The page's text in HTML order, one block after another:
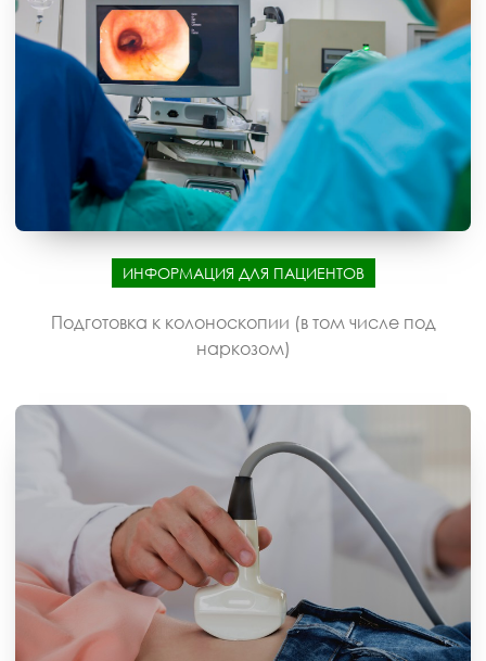
ИНФОРМАЦИЯ ДЛЯ ПАЦИЕНТОВ
Подготовка к колоноскопии (в том числе под
наркозом)